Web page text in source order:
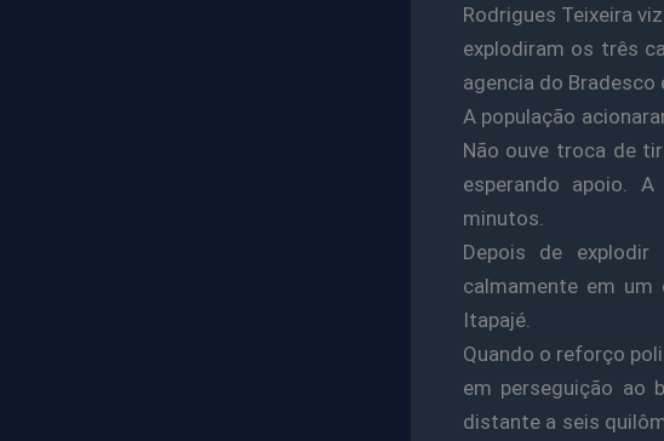
Rodrigues Teixeira
explodiram os três
agencia do Bradesco
A população
Não ouve troca de
esperando apoio.
minutos.
Depois de
calmamente em
Itapajé.
Quando o reforço
em perseguição ao
distante a seis